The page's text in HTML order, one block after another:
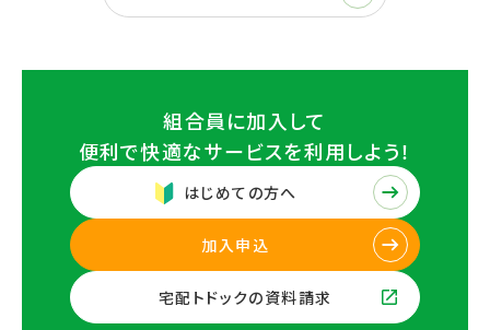
組合員に加入して
便利で快適なサービスを利用しよう！
はじめての方へ
加入申込
宅配トドックの資料請求